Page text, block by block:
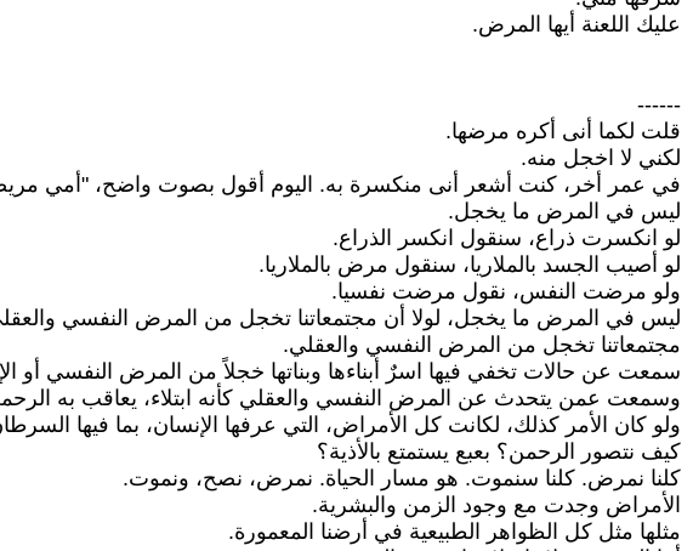
عليك اللعنة أيها المرض.
------
قلت لكما أنى أكره مرضها.
لكني لا اخجل منه.
في عمر أخر، كنت أشعر أنى منكسرة به. اليوم أقول بصوت واضح، "أمي
ليس في المرض ما يخجل.
لو انكسرت ذراع، سنقول انكسر الذراع.
لو أصيب الجسد بالملاريا، سنقول مرض بالملاريا.
ولو مرضت النفس، نقول مرضت نفسيا.
ليس في المرض ما يخجل، لولا أن مجتمعاتنا تخجل من المرض النفسي
مجتمعاتنا تخجل من المرض النفسي والعقلي.
سمعت عن حالات تخفي فيها اسرٌ أبناءها وبناتها خجلاً من المرض النفسي أو
وسمعت عمن يتحدث عن المرض النفسي والعقلي كأنه ابتلاء، يعاقب به
ولو كان الأمر كذلك، لكانت كل الأمراض، التي عرفها الإنسان، بما فيها
كيف نتصور الرحمن؟ بعبع يستمتع بالأذية؟
كلنا نمرض. كلنا سنموت. هو مسار الحياة. نمرض، نصح، ونموت.
الأمراض وجدت مع وجود الزمن والبشرية.
مثلها مثل كل الظواهر الطبيعية في أرضنا المعمورة.